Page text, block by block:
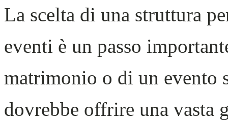
La scelta di una struttura
eventi è un passo
matrimonio o di un evento
dovrebbe offrire una vasta